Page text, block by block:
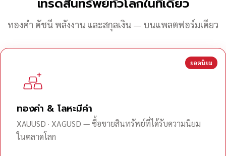
ทองคำ ดัชนี พลังงาน และสกุลเงิน — บนแพลตฟอร์มเดียว
ยอดนิยม
ทองคำ & โลหะมีค่า
XAUUSD · XAGUSD — ซื้อขายสินทรัพย์ที่ได้รับความนิยม
ในตลาดโลก